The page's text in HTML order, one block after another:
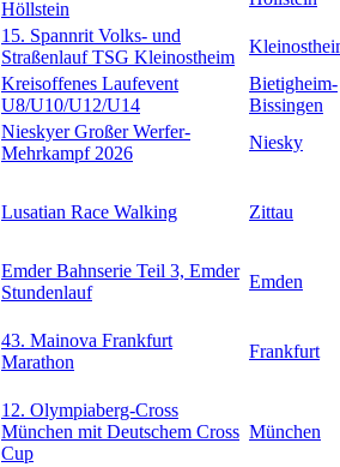
Höllstein
15. Spannrit Volks- und
Straßenlauf TSG Kleinostheim
Kreisoffenes Laufevent
U8/U10/U12/U14
Bietigheim-
Bissingen
Nieskyer Großer Werfer-
Mehrkampf 2026
Niesky
Lusatian Race Walking Zittau
Emder Bahnserie Teil 3, Emder
Stundenlauf
Emden
43. Mainova Frankfurt
Marathon
Frankfurt
12. Olympiaberg-Cross
München mit Deutschem Cross
Cup
München